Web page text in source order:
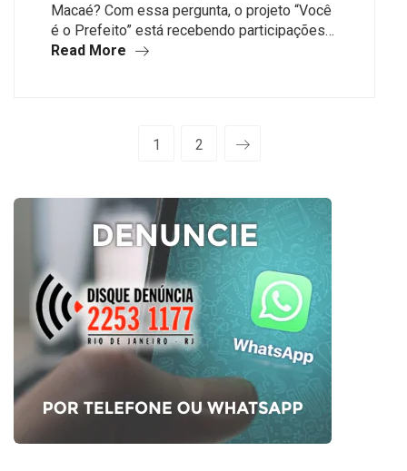
Macaé? Com essa pergunta, o projeto “Você
é o Prefeito” está recebendo participações…
Read More
1 2